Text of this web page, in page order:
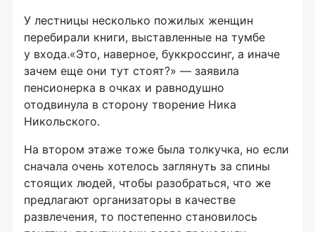
У лестницы несколько пожилых женщин
перебирали книги, выставленные на тумбе
у входа.«Это, наверное, буккроссинг, а иначе
зачем еще они тут стоят?» — заявила
пенсионерка в очках и равнодушно
отодвинула в сторону творение Ника
Никольского.
На втором этаже тоже была толкучка, но если
сначала очень хотелось заглянуть за спины
стоящих людей, чтобы разобраться, что же
предлагают организаторы в качестве
развлечения, то постепенно становилось